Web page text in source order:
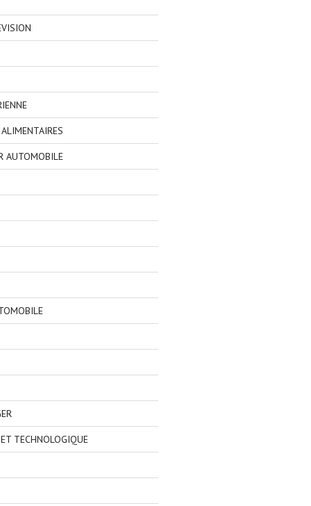
AUTOMOBILE
TECHNOLOGIQUE